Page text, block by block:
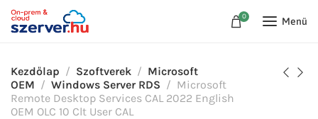
0 Menü
Kezdőlap Szoftverek
Microsoft
OEM
Windows Server RDS
Microsoft
Remote Desktop Services CAL 2022 English
OEM OLC 10 Clt User CAL